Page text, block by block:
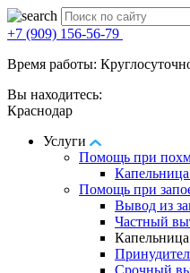
+7 (909) 156-56-79
Время работы:
Вы находитесь:
Краснодар
Услуги
Помощь при
Помощь при
Вывод из
Частный
Капельница
Срочный